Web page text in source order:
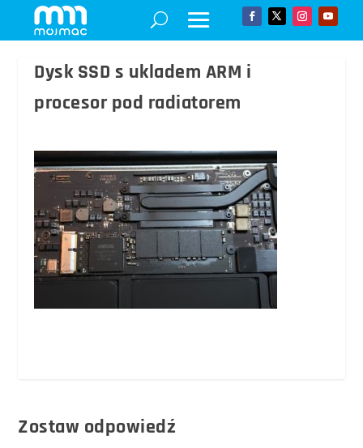
Dysk SSD s ukladem ARM i
procesor pod radiatorem
Zostaw odpowiedź